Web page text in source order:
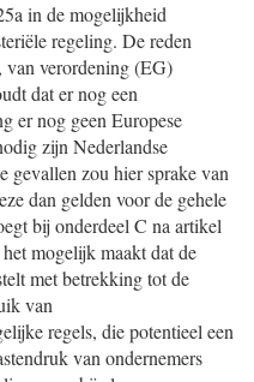
in de mogelijkheid
regeling. De reden
verordening (EG)
dat er nog een
er nog geen Europese
zijn Nederlandse
gevallen zou hier sprake van
dan gelden voor de gehele
bij onderdeel C na artikel
mogelijk maakt dat de
met betrekking tot de
van
regels, die potentieel een
van ondernemers